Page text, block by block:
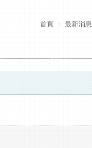
首頁 最新消息